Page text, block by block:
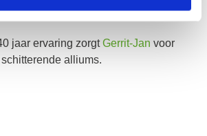
soorten.
jaar ervaring zorgtGerrit-Jan voor
alliums.